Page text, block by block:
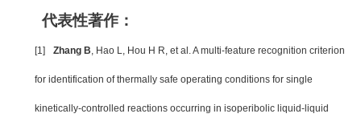
代表性著作：
[1] Zhang B, Hao L, Hou H R, et al. A multi-feature recognition criterion
for identification of thermally safe operating conditions for single
kinetically-controlled reactions occurring in isoperibolic liquid-liquid